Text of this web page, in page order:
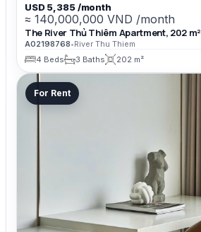
USD 5,385 /month
≈ 140,000,000 VND /month
The River Thủ Thiêm Apartment, 202 m²
A02198768•River Thu Thiem
4 Beds
3 Baths 202 m²
For Rent